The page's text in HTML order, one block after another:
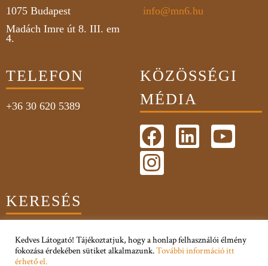
1075 Budapest
Madách Imre út 8. III. em
4.
info@mn6.hu
TELEFON
+36 30 620 5389
KÖZÖSSÉGI
MÉDIA
KERESÉS
Adatkezelési Tájékoztató
Kedves Látogató! Tájékoztatjuk, hogy a honlap felhasználói élmény
fokozása érdekében sütiket alkalmazunk.További információ itt
érhető el.